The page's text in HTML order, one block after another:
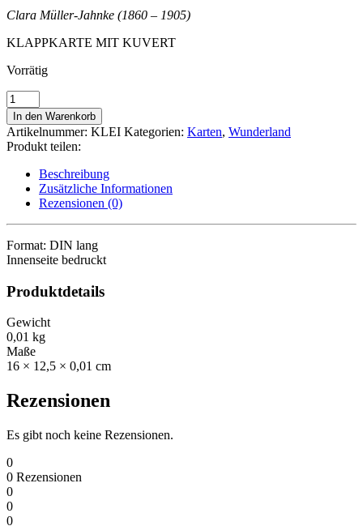
Clara Müller-Jahnke (1860 – 1905)
KLAPPKARTE MIT KUVERT
Vorrätig
EISKÖNIGIN
Menge
In den Warenkorb
Artikelnummer: KLEI Kategorien: Karten, Wunderland
Produkt teilen:
Beschreibung
Zusätzliche Informationen
Rezensionen (0)
Format: DIN lang
Innenseite bedruckt
Produktdetails
Gewicht
0,01 kg
Maße
16 × 12,5 × 0,01 cm
Rezensionen
Es gibt noch keine Rezensionen.
0
0 Rezensionen
0
0
0